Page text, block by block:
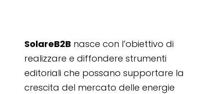
SolareB2B nasce con l’obiettivo di
realizzare e diffondere strumenti
editoriali che possano supportare la
crescita del mercato delle energie